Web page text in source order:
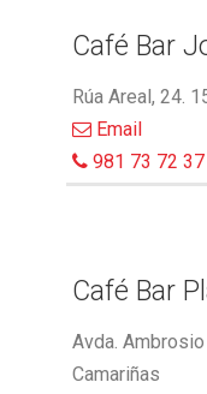
Café Bar
Rúa Areal, 24.
Email
981 73 72 37
Café Bar
Avda.
Camariñas